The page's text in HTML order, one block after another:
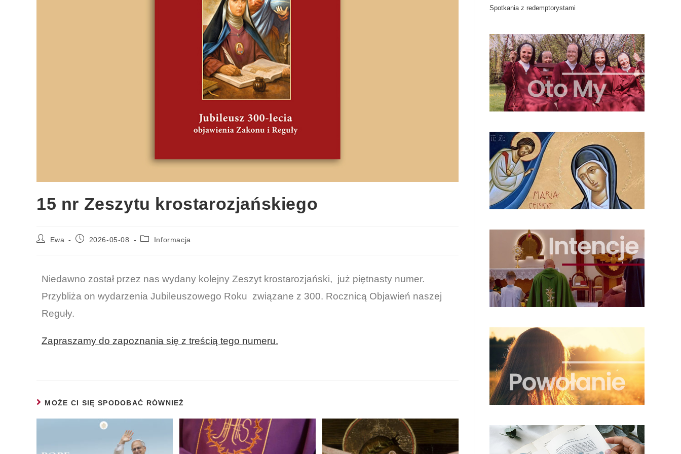
15 nr Zeszytu krostarozjańskiego
Ewa 2026-05-08 Informacja
Niedawno został przez nas wydany kolejny Zeszyt krostarozjański, już piętnasty numer.
Przybliża on wydarzenia Jubileuszowego Roku związane z 300. Rocznicą Objawień naszej
Reguły.
Zapraszamy do zapoznania się z treścią tego numeru.
MOŻE CI SIĘ SPODOBAĆ RÓWNIEŻ
Spotkania z redemptorystami